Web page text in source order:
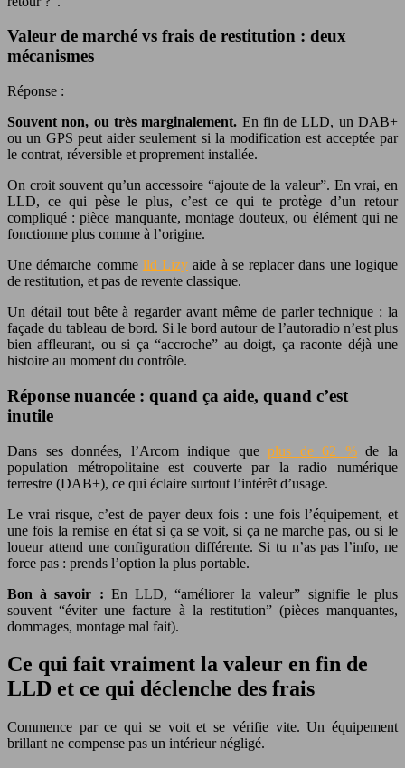
Valeur de marché vs frais de restitution : deux
mécanismes
Réponse :
Souvent non, ou très marginalement. En fin de LLD, un DAB+
ou un GPS peut aider seulement si la modification est acceptée par
le contrat, réversible et proprement installée.
On croit souvent qu’un accessoire “ajoute de la valeur”. En vrai, en
LLD, ce qui pèse le plus, c’est ce qui te protège d’un retour
compliqué : pièce manquante, montage douteux, ou élément qui ne
fonctionne plus comme à l’origine.
Une démarche comme lld Lizy aide à se replacer dans une logique
de restitution, et pas de revente classique.
Un détail tout bête à regarder avant même de parler technique : la
façade du tableau de bord. Si le bord autour de l’autoradio n’est plus
bien affleurant, ou si ça “accroche” au doigt, ça raconte déjà une
histoire au moment du contrôle.
Réponse nuancée : quand ça aide, quand c’est
inutile
Dans ses données, l’Arcom indique queplus de 62 %de la
population métropolitaine est couverte par la radio numérique
terrestre (DAB+), ce qui éclaire surtout l’intérêt d’usage.
Le vrai risque, c’est de payer deux fois : une fois l’équipement, et
une fois la remise en état si ça se voit, si ça ne marche pas, ou si le
loueur attend une configuration différente. Si tu n’as pas l’info, ne
force pas : prends l’option la plus portable.
Bon à savoir : En LLD, “améliorer la valeur” signifie le plus
souvent “éviter une facture à la restitution” (pièces manquantes,
dommages, montage mal fait).
Ce qui fait vraiment la valeur en fin de
LLD et ce qui déclenche des frais
Commence par ce qui se voit et se vérifie vite. Un équipement
brillant ne compense pas un intérieur négligé.